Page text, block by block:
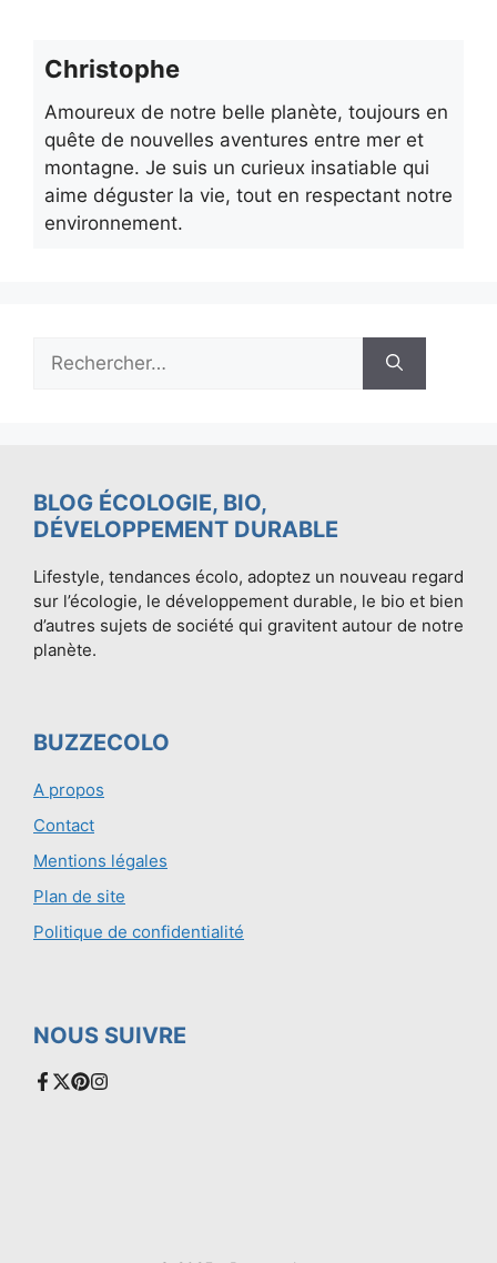
Christophe
Amoureux de notre belle planète, toujours en
quête de nouvelles aventures entre mer et
montagne. Je suis un curieux insatiable qui
aime déguster la vie, tout en respectant notre
environnement.
BLOG ÉCOLOGIE, BIO,
DÉVELOPPEMENT DURABLE
Lifestyle, tendances écolo, adoptez un nouveau regard
sur l’écologie, le développement durable, le bio et bien
d’autres sujets de société qui gravitent autour de notre
planète.
BUZZECOLO
A propos
Contact
Mentions légales
Plan de site
Politique de confidentialité
NOUS SUIVRE